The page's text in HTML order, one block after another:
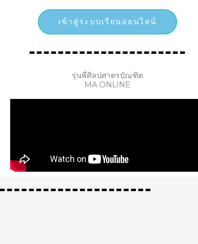
เข้าสู่ระบบเรียนออนไลน์
รุ่นพี่ศิลปศาตรบัณฑิต
MA ONLINE